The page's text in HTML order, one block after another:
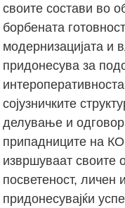
своите состави во
борбената
модернизацијата и
придонесува за
сојузничките
делување и
припадниците на
извршуваат своите
посветеност, личен
придонесувајќи